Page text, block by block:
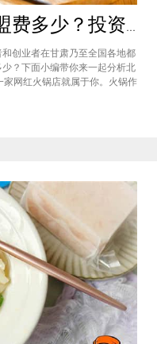
北家姓转转小火锅加盟费多少？投资30万一家网红火锅店就属于你
创业者在甘肃乃至全国各地都
？下面小编带你来一起分析北
网红火锅店就属于你。火锅作
和装修在美食市场当中受到越